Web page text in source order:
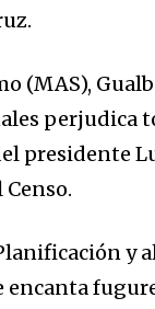
(MAS),
perjudica
presidente
y
encanta